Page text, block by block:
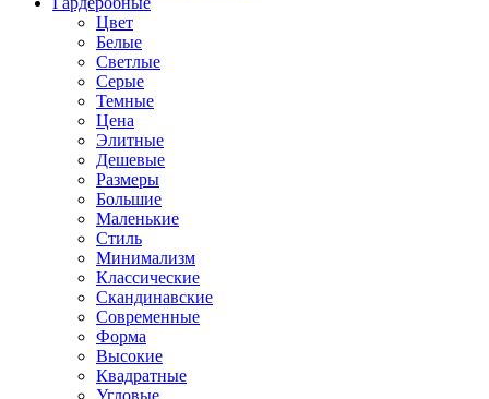
Цвет
Белые
Светлые
Серые
Темные
Цена
Элитные
Дешевые
Размеры
Большие
Маленькие
Стиль
Минимализм
Классические
Скандинавские
Современные
Форма
Высокие
Квадратные
Угловые